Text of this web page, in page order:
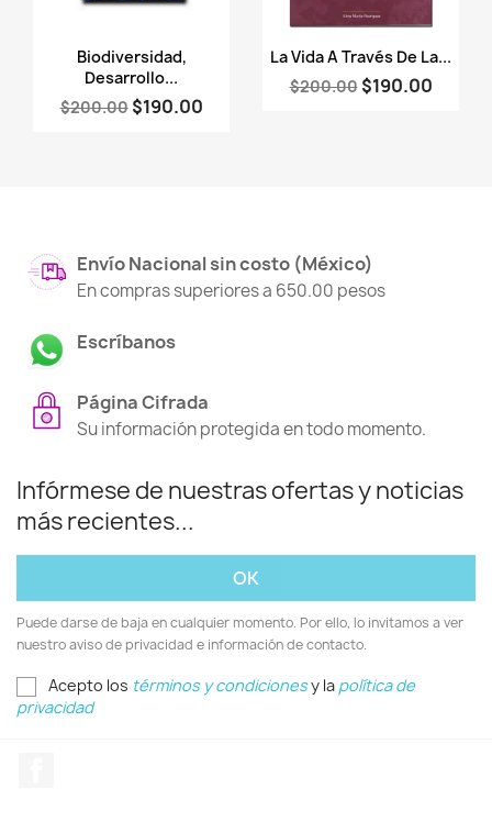
Vista rápida
Biodiversidad,
Desarrollo...
$200.00 $190.00
Vista rápida
La Vida A Través De La...
$200.00 $190.00
Envío Nacional sin costo (México)
En compras superiores a 650.00 pesos
Escríbanos
Página Cifrada
Su información protegida en todo momento.
Infórmese de nuestras ofertas y noticias
más recientes...
Puede darse de baja en cualquier momento. Por ello, lo invitamos a ver
nuestro aviso de privacidad e información de contacto.
Acepto los términos y condicionesy la política de
privacidad